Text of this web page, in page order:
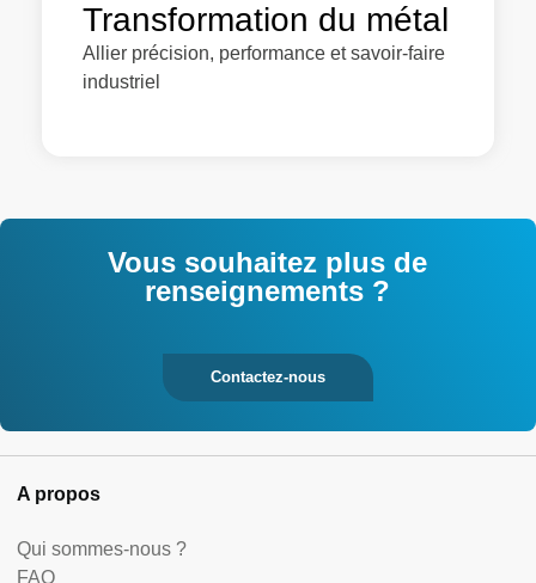
Transformation du métal
Allier précision, performance et savoir-faire
industriel
Vous souhaitez plus de
renseignements ?
Contactez-nous
A propos
Qui sommes-nous ?
FAQ